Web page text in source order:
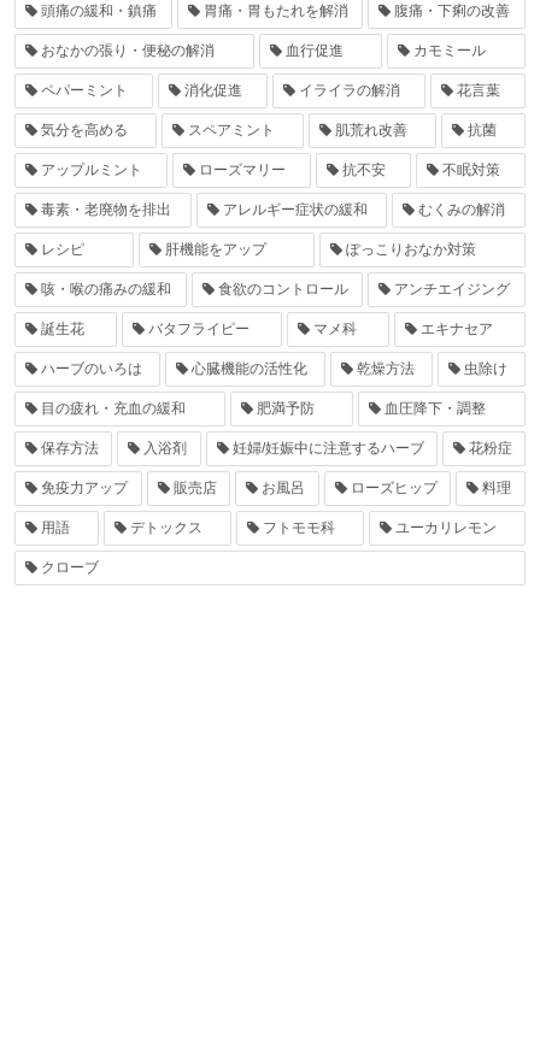
頭痛の緩和・鎮痛 胃痛・胃もたれを解消 腹痛・下痢の改善
おなかの張り・便秘の解消 血行促進 カモミール
ペパーミント 消化促進 イライラの解消 花言葉
気分を高める スペアミント 肌荒れ改善 抗菌
アップルミント ローズマリー 抗不安 不眠対策
毒素・老廃物を排出 アレルギー症状の緩和 むくみの解消
レシピ 肝機能をアップ ぽっこりおなか対策
咳・喉の痛みの緩和 食欲のコントロール アンチエイジング
誕生花 バタフライピー マメ科 エキナセア
ハーブのいろは 心臓機能の活性化 乾燥方法 虫除け
目の疲れ・充血の緩和 肥満予防 血圧降下・調整
保存方法 入浴剤 妊婦/妊娠中に注意するハーブ 花粉症
免疫力アップ 販売店 お風呂 ローズヒップ 料理
用語 デトックス フトモモ科 ユーカリレモン
クローブ